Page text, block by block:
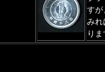
すが
みれ
り